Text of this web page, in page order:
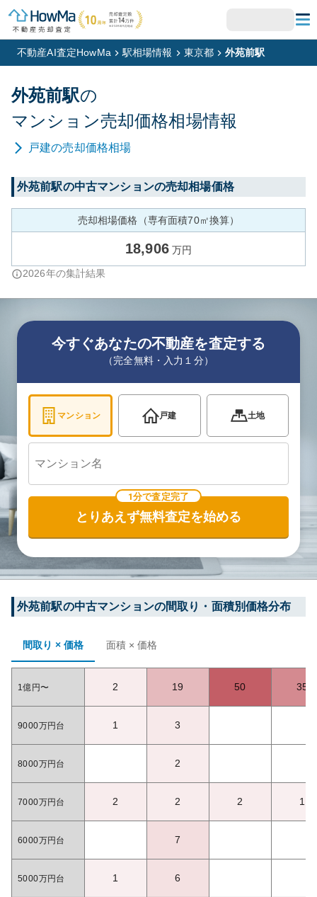
不動産AI査定HowMa 駅相場情報 東京都 外苑前駅
外苑前駅の
マンション売却価格相場情報
戸建の売却価格相場
外苑前駅の中古マンションの売却相場価格
売却相場価格（専有面積70㎡換算）
18,906 万円
2026年の集計結果
今すぐあなたの不動産を査定する
（完全無料・入力１分）
マンション 戸建 土地
1分で査定完了
とりあえず無料査定を始める
外苑前駅の中古マンションの間取り・面積別価格分布
間取り × 価格 面積 × 価格
1億円〜 2 19 50 35
9000万円台 1 3
8000万円台 2
7000万円台 2 2 2 1
6000万円台 7
5000万円台 1 6